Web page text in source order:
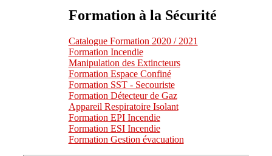
Formation à la Sécurité
Catalogue Formation 2020 / 2021
Formation Incendie
Manipulation des Extincteurs
Formation Espace Confiné
Formation SST - Secouriste
Formation Détecteur de Gaz
Appareil Respiratoire Isolant
Formation EPI Incendie
Formation ESI Incendie
Formation Gestion évacuation